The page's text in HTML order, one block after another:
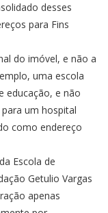
desses
para Fins
do imóvel, e não a
uma escola
educação, e não
um hospital
como endereço
Escola de
Getulio Vargas
apenas